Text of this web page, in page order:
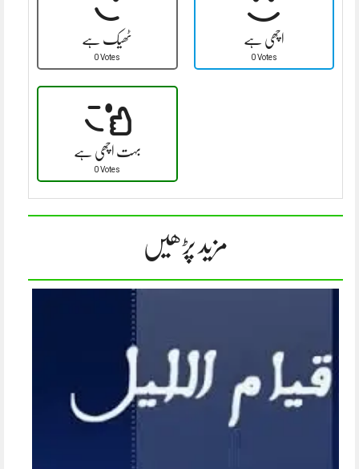
ٹھیک ہے
0 Votes
اچھی ہے
0 Votes
بہت اچھی ہے
0 Votes
مزید پڑھیں